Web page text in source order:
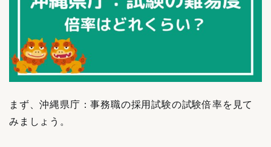
まず、沖縄県庁：事務職の採用試験の試験倍率を見て
みましょう。